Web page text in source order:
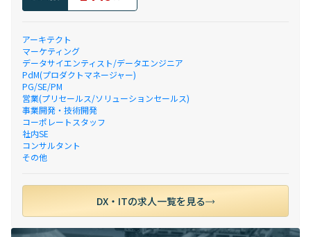
アーキテクト
マーケティング
データサイエンティスト/データエンジニア
PdM(プロダクトマネージャー)
PG/SE/PM
営業(プリセールス/ソリューションセールス)
事業開発・技術開発
コーポレートスタッフ
社内SE
コンサルタント
その他
DX・ITの求人一覧を見る